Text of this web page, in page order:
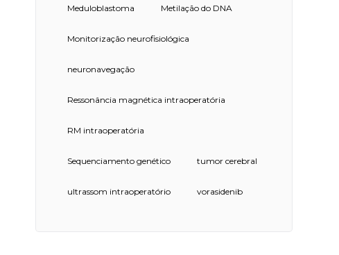
Meduloblastoma Metilação do DNA
Monitorização neurofisiológica
neuronavegação
Ressonância magnética intraoperatória
RM intraoperatória
Sequenciamento genético tumor cerebral
ultrassom intraoperatório vorasidenib